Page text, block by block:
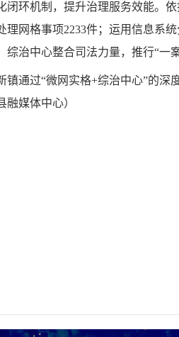
闭环机制，提升治理服务效能。
理网格事项2233件；运用信息系
综治中心整合司法力量，推行“一
镇通过“微网实格+综治中心”的深
融媒体中心）